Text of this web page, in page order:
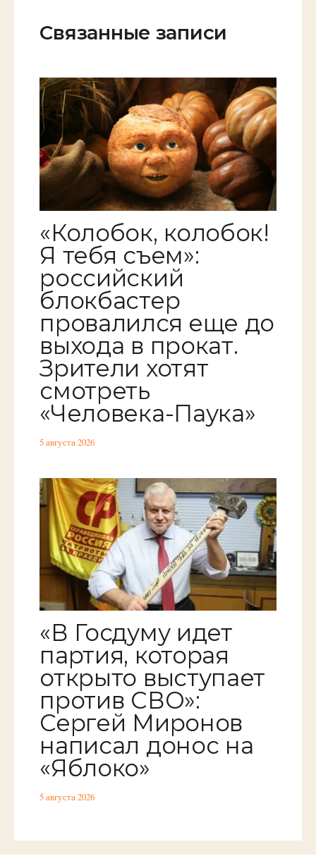
Связанные записи
«Колобок, колобок!
Я тебя съем»:
российский
блокбастер
провалился еще до
выхода в прокат.
Зрители хотят
смотреть
«Человека-Паука»
5 августа 2026
«В Госдуму идет
партия, которая
открыто выступает
против СВО»:
Сергей Миронов
написал донос на
«Яблоко»
5 августа 2026